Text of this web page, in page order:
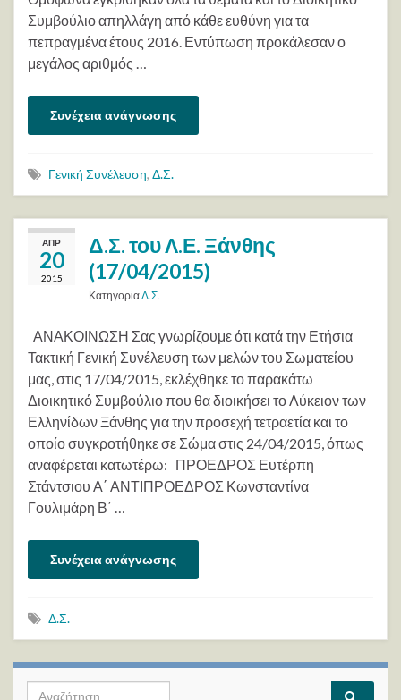
Συμβούλιο απηλλάγη από κάθε ευθύνη για τα
πεπραγμένα έτους 2016. Εντύπωση προκάλεσαν ο
μεγάλος αριθμός …
Συνέχεια ανάγνωσης
Γενική Συνέλευση, Δ.Σ.
ΑΠΡ
20
2015
Δ.Σ. του Λ.Ε. Ξάνθης
(17/04/2015)
ΚατηγορίαΔ.Σ.
ΑΝΑΚΟΙΝΩΣΗ Σας γνωρίζουμε ότι κατά την Ετήσια
Τακτική Γενική Συνέλευση των μελών του Σωματείου
μας, στις 17/04/2015, εκλέχθηκε το παρακάτω
Διοικητικό Συμβούλιο που θα διοικήσει το Λύκειον των
Ελληνίδων Ξάνθης για την προσεχή τετραετία και το
οποίο συγκροτήθηκε σε Σώμα στις 24/04/2015, όπως
αναφέρεται κατωτέρω: ΠΡΟΕΔΡΟΣ Ευτέρπη
Στάντσιου Α΄ ΑΝΤΙΠΡΟΕΔΡΟΣ Κωνσταντίνα
Γουλιμάρη Β΄ …
Συνέχεια ανάγνωσης
Δ.Σ.
Search for: